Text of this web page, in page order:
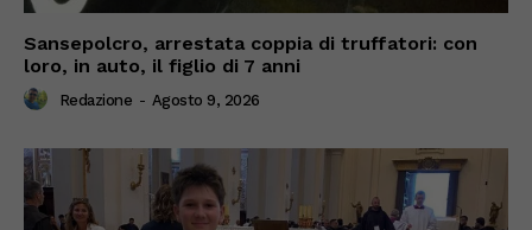
Sansepolcro, arrestata coppia di truffatori: con
loro, in auto, il figlio di 7 anni
Redazione - Agosto 9, 2026